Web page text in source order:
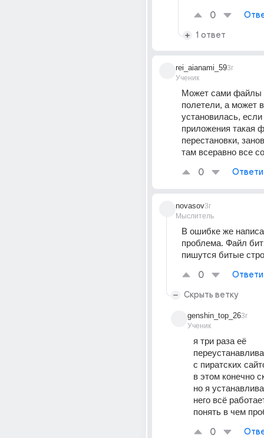
0
1 ответ
rei_aianami_59
Ученик
3г
Может сами файлы
полетели, а может
установилась,
приложения такая
перестановки,
там всеравно все
0
novasov
Мыслитель
3г
В ошибке же
проблема. Файл
пишутся битые
0
Скрыть ветку
genshin_top_26
Ученик
3г
я три раза её
с пиратских
в этом конечно
но я
него всё
понять в чем
0